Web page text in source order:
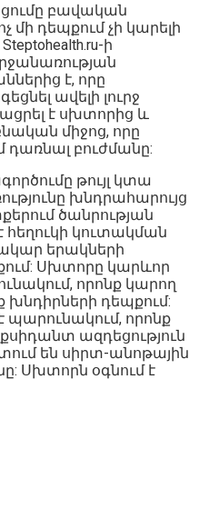
բավական
դեպքում չի կարելի
ի
է, որը
ավելի լուրջ
է սխտորից և
միջոց, որը
դառնալ բուժմանը:
թույլ կտա
խնդրահարույց
ծանրության
հեղուկի կուտակման
երակների
Սխտորը կարևոր
որոնք կարող
խնդիրների դեպքում:
պարունակում, որոնք
ազդեցություն
են սիրտ-անոթային
Սխտորն օգնում է